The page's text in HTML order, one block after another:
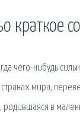
краткое
чего-нибудь
мира,
родившаяся в